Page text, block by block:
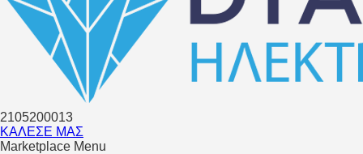
2105200013
ΚΑΛΕΣΕ ΜΑΣ
Marketplace Menu